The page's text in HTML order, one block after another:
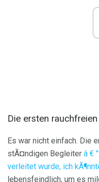
Die ersten
Es war nicht einfach. Die
stÃ¤ndigen Begleiter â € "
verleitet wurde, ich
lebensfeindlich, um es